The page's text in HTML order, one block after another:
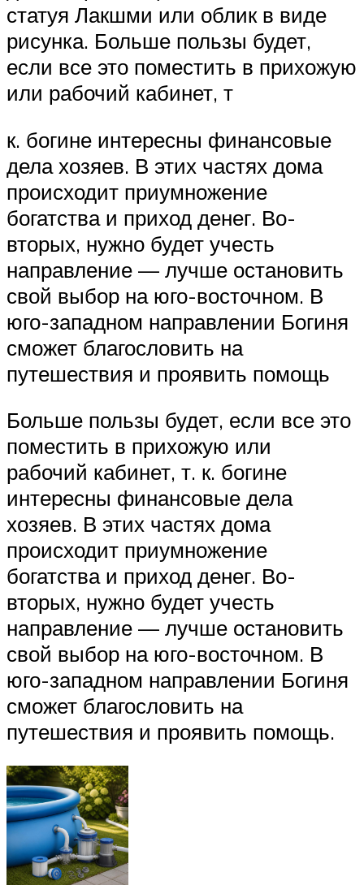
статуя Лакшми или облик в виде
рисунка. Больше пользы будет,
если все это поместить в прихожую
или рабочий кабинет, т
к. богине интересны финансовые
дела хозяев. В этих частях дома
происходит приумножение
богатства и приход денег. Во-
вторых, нужно будет учесть
направление — лучше остановить
свой выбор на юго-восточном. В
юго-западном направлении Богиня
сможет благословить на
путешествия и проявить помощь
Больше пользы будет, если все это
поместить в прихожую или
рабочий кабинет, т. к. богине
интересны финансовые дела
хозяев. В этих частях дома
происходит приумножение
богатства и приход денег. Во-
вторых, нужно будет учесть
направление — лучше остановить
свой выбор на юго-восточном. В
юго-западном направлении Богиня
сможет благословить на
путешествия и проявить помощь.